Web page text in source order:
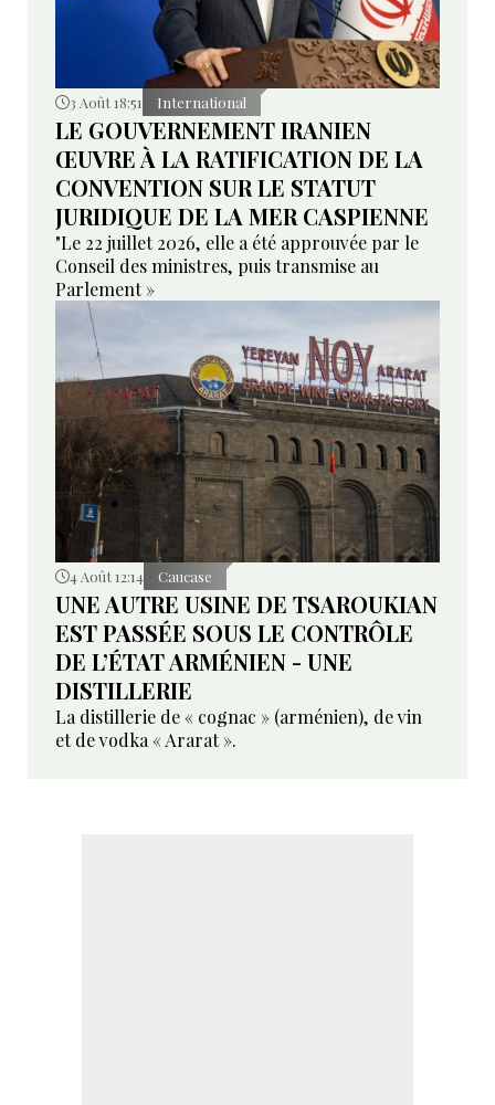
3 Août 18:51 International
LE GOUVERNEMENT IRANIEN
ŒUVRE À LA RATIFICATION DE LA
CONVENTION SUR LE STATUT
JURIDIQUE DE LA MER CASPIENNE
"Le 22 juillet 2026, elle a été approuvée par le
Conseil des ministres, puis transmise au
Parlement »
4 Août 12:14 Caucase
UNE AUTRE USINE DE TSAROUKIAN
EST PASSÉE SOUS LE CONTRÔLE
DE L’ÉTAT ARMÉNIEN - UNE
DISTILLERIE
La distillerie de « cognac » (arménien), de vin
et de vodka « Ararat ».